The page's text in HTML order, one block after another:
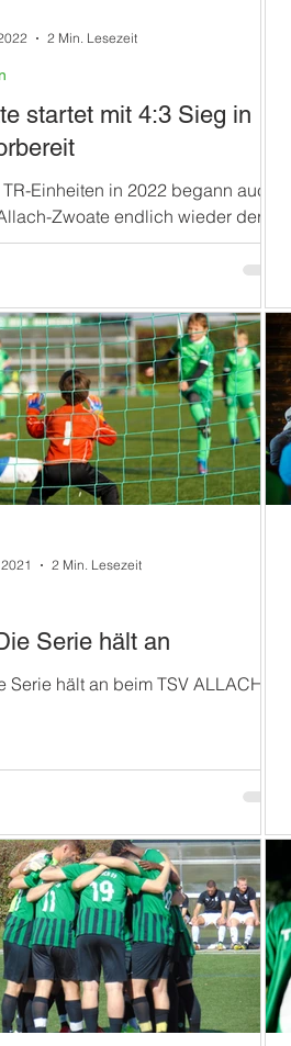
startet mit 4:3 Sieg in
Einheiten in 2022 begann auch
Zwoate endlich wieder der
Man musste zwar
10 Ausfälle...
2 Min. Lesezeit
Serie hält an
Serie hält an beim TSV ALLACH
2 Min. Lesezeit